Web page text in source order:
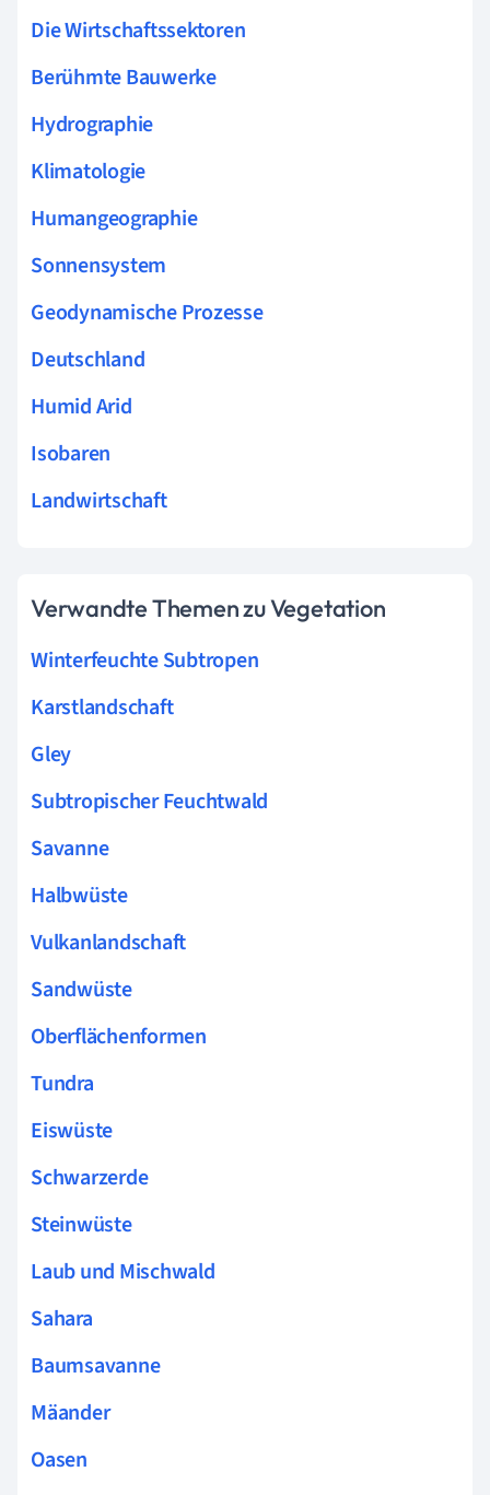
Die Wirtschaftssektoren
Berühmte Bauwerke
Hydrographie
Klimatologie
Humangeographie
Sonnensystem
Geodynamische Prozesse
Deutschland
Humid Arid
Isobaren
Landwirtschaft
Verwandte Themen zu Vegetation
Winterfeuchte Subtropen
Karstlandschaft
Gley
Subtropischer Feuchtwald
Savanne
Halbwüste
Vulkanlandschaft
Sandwüste
Oberflächenformen
Tundra
Eiswüste
Schwarzerde
Steinwüste
Laub und Mischwald
Sahara
Baumsavanne
Mäander
Oasen